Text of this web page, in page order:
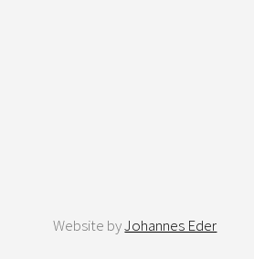
Website byJohannes Eder